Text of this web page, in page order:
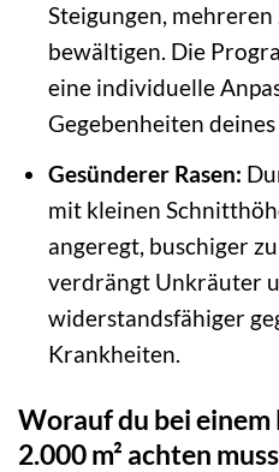
Steigungen,
bewältigen. Die
eine individuelle
Gegebenheiten
Gesünderer Rasen:
mit kleinen
angeregt, buschiger
verdrängt Unkräuter
widerstandsfähiger
Krankheiten.
Worauf du bei
2.000 m² achten